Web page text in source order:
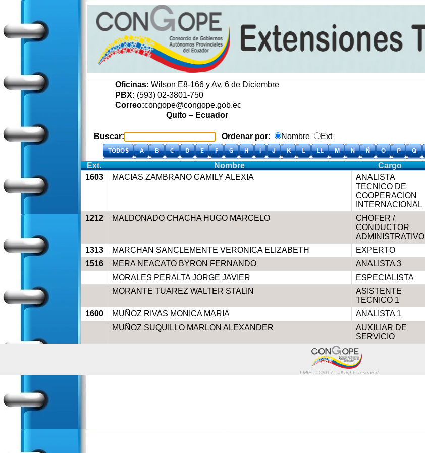
Oficinas: Wilson E8-166 y Av. 6 de Diciembre
PBX: (593) 02-3801-750
Correo:congope@congope.gob.ec
Quito – Ecuador
Buscar: Ordenar por: Nombre Ext
Ext. Nombre Cargo
1603
MACIAS ZAMBRANO CAMILY ALEXIA
ANALISTA
TECNICO DE
COOPERACION
INTERNACIONAL
1212 MALDONADO CHACHA HUGO MARCELO
CHOFER /
CONDUCTOR
ADMINISTRATIVO
1313 MARCHAN SANCLEMENTE VERONICA ELIZABETH EXPERTO
1516
MERA NEACATO BYRON FERNANDO ANALISTA 3
MORALES PERALTA JORGE JAVIER
ESPECIALISTA
MORANTE TUAREZ WALTER STALIN
ASISTENTE
TECNICO 1
1600 MUÑOZ RIVAS MONICA MARIA ANALISTA 1
MUÑOZ SUQUILLO MARLON ALEXANDER
AUXILIAR DE
SERVICIO
LMIF - © 2017 - all rights reserved